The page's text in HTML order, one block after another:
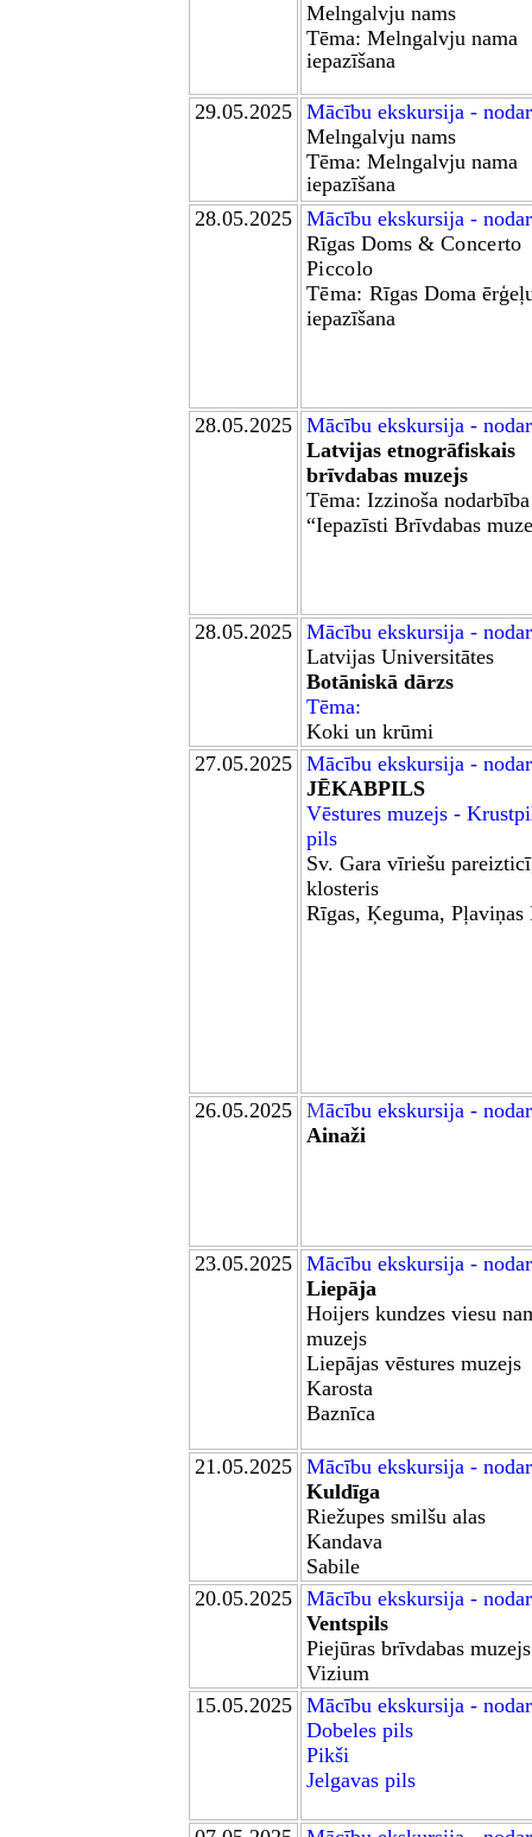
Melngalvju nams
Tēma: Melngalvju nama
iepazīšana
29.05.2025 Mācību ekskursija -
Melngalvju nams
Tēma: Melngalvju nama
iepazīšana
28.05.2025 Mācību ekskursija -
Rīgas Doms & Concerto
Piccolo
Tēma: Rīgas Doma
iepazīšana
28.05.2025 Mācību ekskursija -
Latvijas etnogrāfiskais
brīvdabas muzejs
Tēma: Izzinoša nodarbība
“Iepazīsti Brīvdabas
28.05.2025 Mācību ekskursija -
Latvijas Universitātes
Botāniskā dārzs
Tēma:
Koki un krūmi
27.05.2025 Mācību ekskursija -
JĒKABPILS
Vēstures muzejs -
pils
Sv. Gara vīriešu
klosteris
Rīgas, Ķeguma, Pļaviņas
26.05.2025 Mācību ekskursija -
Ainaži
23.05.2025 Mācību ekskursija -
Liepāja
Hoijers kundzes viesu
muzejs
Liepājas vēstures muzejs
Karosta
Baznīca
21.05.2025 Mācību ekskursija -
Kuldīga
Riežupes smilšu alas
Kandava
Sabile
20.05.2025 Mācību ekskursija -
Ventspils
Piejūras brīvdabas muzejs
Vizium
15.05.2025 Mācību ekskursija -
Dobeles pils
Pikši
Jelgavas pils